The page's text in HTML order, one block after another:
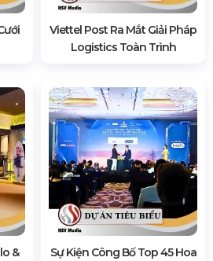
Viettel Post Ra Mắt Giải Pháp
Logistics Toàn Trình
&
Sự Kiện Công Bố Top 45 Hoa